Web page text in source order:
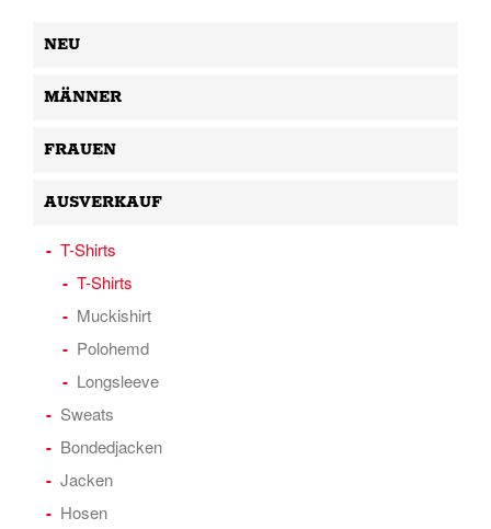
NEU
MÄNNER
FRAUEN
AUSVERKAUF
T-Shirts
T-Shirts
Muckishirt
Polohemd
Longsleeve
Sweats
Bondedjacken
Jacken
Hosen